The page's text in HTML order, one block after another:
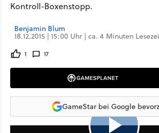
Kontroll-Boxenstopp.
Benjamin Blum
18.12.2015 | 15:00 Uhr | ca. 4 Minuten
1 17
GameStar bei Google